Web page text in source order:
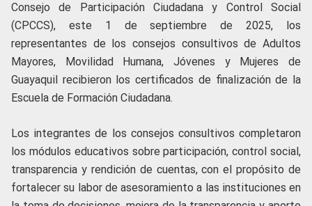
Consejo de Participación Ciudadana y Control Social
(CPCCS), este 1 de septiembre de 2025, los
representantes de los consejos consultivos de Adultos
Mayores, Movilidad Humana, Jóvenes y Mujeres de
Guayaquil recibieron los certificados de finalización de la
Escuela de Formación Ciudadana.
Los integrantes de los consejos consultivos completaron
los módulos educativos sobre participación, control social,
transparencia y rendición de cuentas, con el propósito de
fortalecer su labor de asesoramiento a las instituciones en